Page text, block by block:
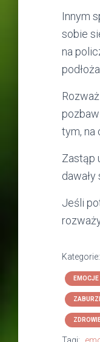
Innym
sobie
na
tym, na
Zastąp
dawały
Jeśli
Kategorie: